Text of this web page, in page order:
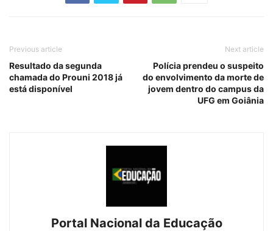
Previous article
Resultado da segunda
chamada do Prouni 2018 já
está disponível
Next article
Polícia prendeu o suspeito
do envolvimento da morte de
jovem dentro do campus da
UFG em Goiânia
Portal Nacional da Educação